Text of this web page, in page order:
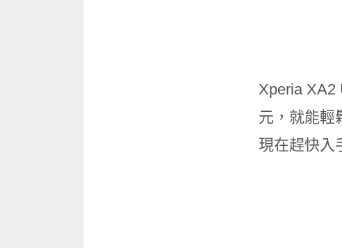
Xperia XA2
元，就能輕
現在趕快入